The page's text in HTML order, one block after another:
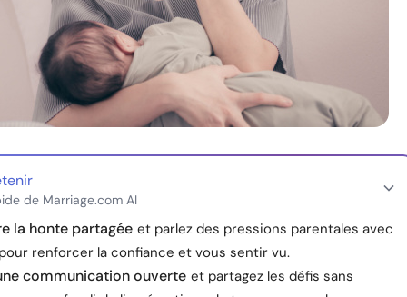
de Marriage.com AI
la honte partagée et parlez des pressions parentales avec
renforcer la confiance et vous sentir vu.
communication ouverte et partagez les défis sans